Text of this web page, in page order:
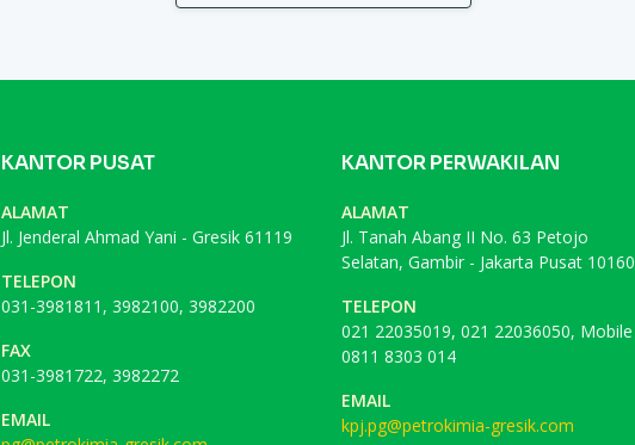
KANTOR PUSAT
ALAMAT
Jl. Jenderal Ahmad Yani - Gresik 61119
TELEPON
031-3981811, 3982100, 3982200
FAX
031-3981722, 3982272
EMAIL
KANTOR PERWAKILAN
ALAMAT
Jl. Tanah Abang II No. 63 Petojo
Selatan, Gambir - Jakarta Pusat 10160
TELEPON
021 22035019, 021 22036050, Mobile
0811 8303 014
EMAIL
kpj.pg@petrokimia-gresik.com